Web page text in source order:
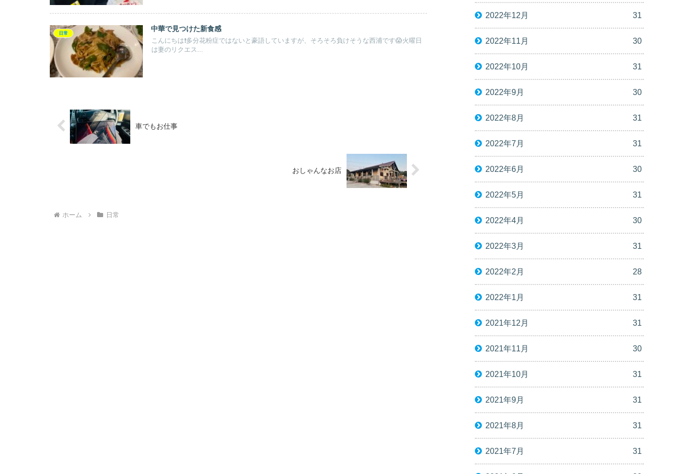
日常
中華で見つけた新食感
こんにちは❗️多分花粉症ではないと豪語していますが、そろそろ負けそうな西浦です😱火曜日
は妻のリクエス...
車でもお仕事
おしゃんなお店
ホーム 日常
2022年12月 31
2022年11月 30
2022年10月 31
2022年9月 30
2022年8月 31
2022年7月 31
2022年6月 30
2022年5月 31
2022年4月 30
2022年3月 31
2022年2月 28
2022年1月 31
2021年12月 31
2021年11月 30
2021年10月 31
2021年9月 31
2021年8月 31
2021年7月 31